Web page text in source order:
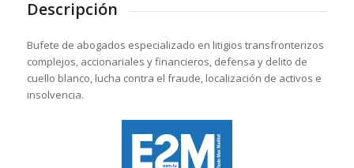
Descripción
Bufete de abogados especializado en litigios transfronterizos
complejos, accionariales y financieros, defensa y delito de
cuello blanco, lucha contra el fraude, localización de activos e
insolvencia.